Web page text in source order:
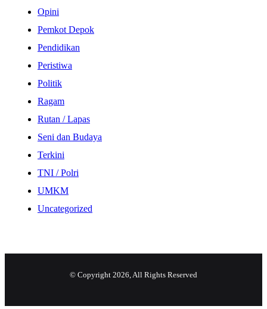
Opini
Pemkot Depok
Pendidikan
Peristiwa
Politik
Ragam
Rutan / Lapas
Seni dan Budaya
Terkini
TNI / Polri
UMKM
Uncategorized
© Copyright 2026, All Rights Reserved